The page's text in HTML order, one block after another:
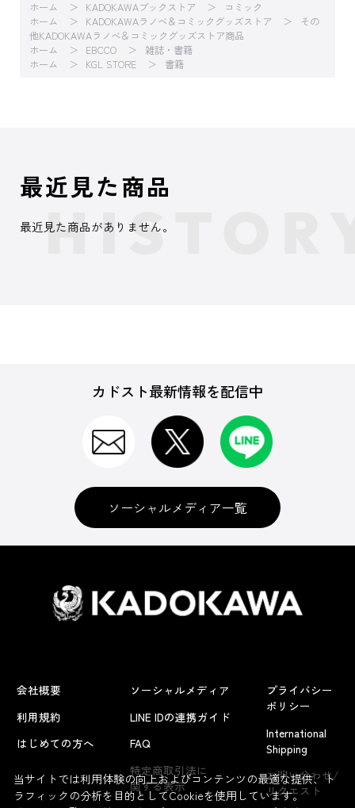
ホーム KADOKAWAブックストア
コミック
ホーム
KADOKAWAラノベ＆コミックグッズストア
その
他KADOKAWAラノベ＆コミックグッズストア商品
ホーム
EBCCO
雑誌・書籍
ホーム
KGL STORE 書籍
よくあるお問い合わせ
最近見た商品
最近見た商品がありません。
カドスト最新情報を配信中
ソーシャルメディア一覧
会社概要
利用規約
はじめての方へ
ソーシャルメディア
LINE IDの連携ガイド
FAQ
特定商取引法に
関する表示
プライバシー
ポリシー
International
Shipping
お問い合わせ/
リクエスト
当サイトでは利用体験の向上およびコンテンツの最適な提供、ト
ラフィックの分析を目的としてCookieを使用しています。